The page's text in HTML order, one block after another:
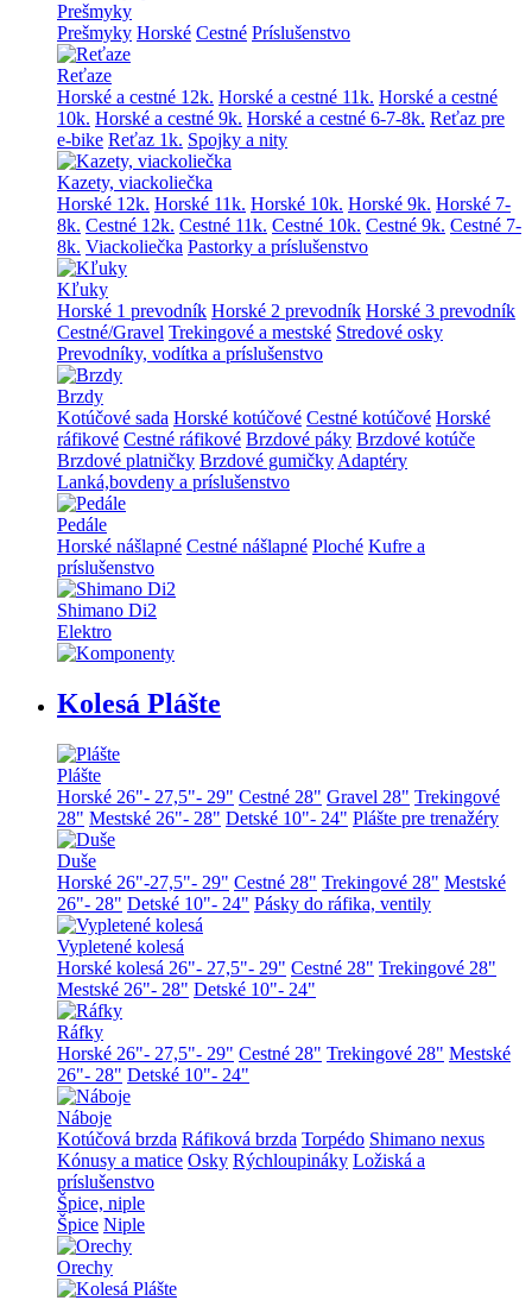
Prešmyky
Prešmyky Horské Cestné Príslušenstvo
Reťaze
Horské a cestné 12k. Horské a cestné 11k. Horské a cestné
10k. Horské a cestné 9k. Horské a cestné 6-7-8k. Reťaz pre
e-bike Reťaz 1k. Spojky a nity
Kazety, viackoliečka
Horské 12k. Horské 11k. Horské 10k. Horské 9k. Horské 7-
8k. Cestné 12k. Cestné 11k. Cestné 10k. Cestné 9k. Cestné 7-
8k. Viackoliečka Pastorky a príslušenstvo
Kľuky
Horské 1 prevodník Horské 2 prevodník Horské 3 prevodník
Cestné/Gravel Trekingové a mestské Stredové osky
Prevodníky, vodítka a príslušenstvo
Brzdy
Kotúčové sada Horské kotúčové Cestné kotúčové Horské
ráfikové Cestné ráfikové Brzdové páky Brzdové kotúče
Brzdové platničky Brzdové gumičkyAdaptéry
Lanká,bovdeny a príslušenstvo
Pedále
Horské nášlapné Cestné nášlapné Ploché Kufre a
príslušenstvo
Shimano Di2
Elektro
Kolesá Plášte
Plášte
Horské 26"- 27,5"- 29" Cestné 28" Gravel 28" Trekingové
28" Mestské 26"- 28" Detské 10"- 24" Plášte pre trenažéry
Duše
Horské 26"-27,5"- 29" Cestné 28" Trekingové 28" Mestské
26"- 28" Detské 10"- 24" Pásky do ráfika, ventily
Vypletené kolesá
Horské kolesá 26"- 27,5"- 29" Cestné 28" Trekingové 28"
Mestské 26"- 28" Detské 10"- 24"
Ráfky
Horské 26"- 27,5"- 29" Cestné 28" Trekingové 28" Mestské
26"- 28" Detské 10"- 24"
Náboje
Kotúčová brzda Ráfiková brzda Torpédo Shimano nexus
Kónusy a matice Osky Rýchloupináky Ložiská a
príslušenstvo
Špice, niple
Špice Niple
Orechy